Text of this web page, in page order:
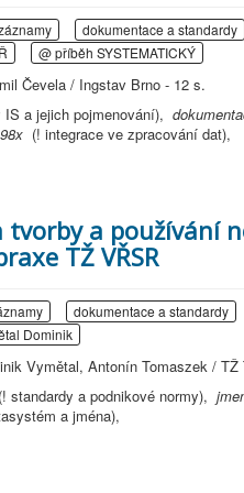
dokumentace a standardy
@ příběh SYSTEMATICKÝ
Čevela / Ingstav Brno - 12 s.
IS a jejich pojmenování),
(! integrace ve zpracování dat),
tvorby a používání
TŽ VŘSR
dokumentace a standardy
Dominik
Vymětal, Antonín Tomaszek / TŽ
(! standardy a podnikové normy),
a jména),